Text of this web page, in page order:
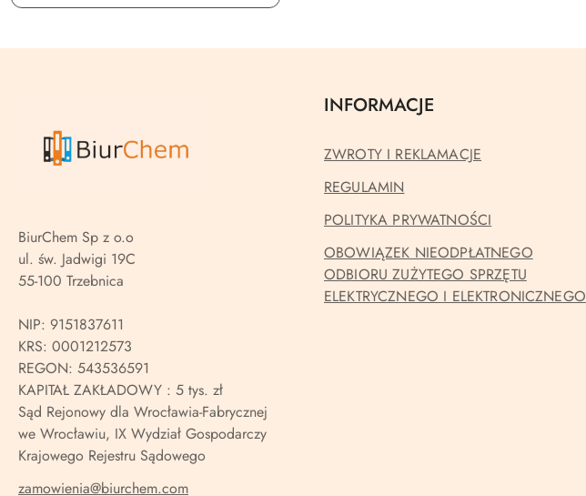
BiurChem Sp z o.o
ul. św. Jadwigi 19C
55-100 Trzebnica
NIP: 9151837611
KRS: 0001212573
REGON: 543536591
KAPITAŁ ZAKŁADOWY : 5 tys. zł
Sąd Rejonowy dla Wrocławia-Fabrycznej
we Wrocławiu, IX Wydział Gospodarczy
Krajowego Rejestru Sądowego
zamowienia@biurchem.com
INFORMACJE
ZWROTY I REKLAMACJE
REGULAMIN
POLITYKA PRYWATNOŚCI
OBOWIĄZEK NIEODPŁATNEGO
ODBIORU ZUŻYTEGO SPRZĘTU
ELEKTRYCZNEGO I ELEKTRONICZNEGO